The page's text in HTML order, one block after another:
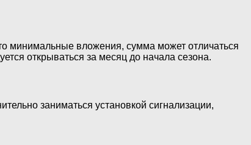
минимальные вложения, сумма может отличаться
открываться за месяц до начала сезона.
заниматься установкой сигнализации,